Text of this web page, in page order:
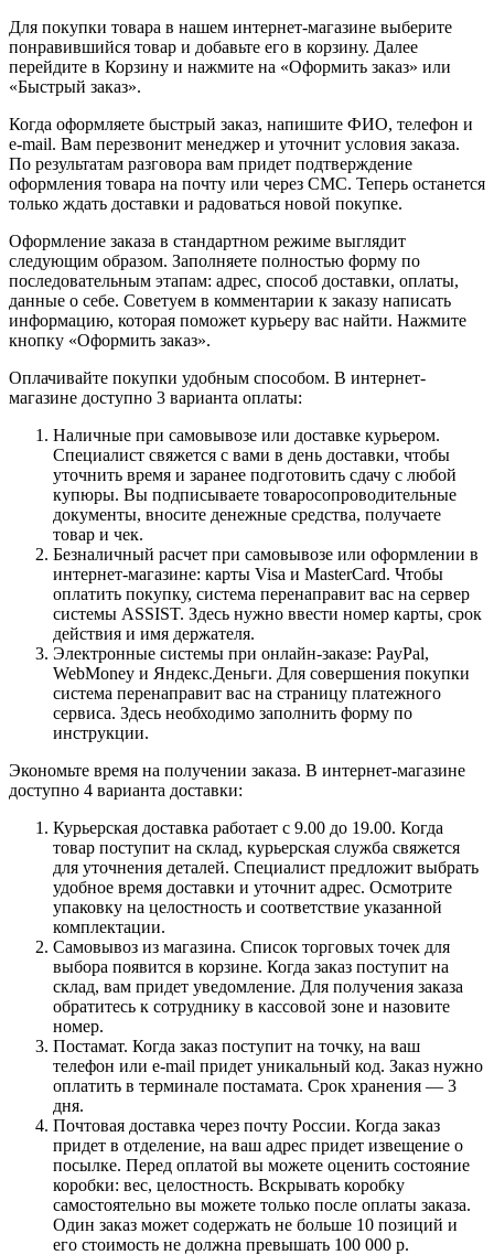
Для покупки товара в нашем интернет-магазине выберите
понравившийся товар и добавьте его в корзину. Далее
перейдите в Корзину и нажмите на «Оформить заказ» или
«Быстрый заказ».
Когда оформляете быстрый заказ, напишите ФИО, телефон и
e-mail. Вам перезвонит менеджер и уточнит условия заказа.
По результатам разговора вам придет подтверждение
оформления товара на почту или через СМС. Теперь останется
только ждать доставки и радоваться новой покупке.
Оформление заказа в стандартном режиме выглядит
следующим образом. Заполняете полностью форму по
последовательным этапам: адрес, способ доставки, оплаты,
данные о себе. Советуем в комментарии к заказу написать
информацию, которая поможет курьеру вас найти. Нажмите
кнопку «Оформить заказ».
Оплачивайте покупки удобным способом. В интернет-
магазине доступно 3 варианта оплаты:
Наличные при самовывозе или доставке курьером.
Специалист свяжется с вами в день доставки, чтобы
уточнить время и заранее подготовить сдачу с любой
купюры. Вы подписываете товаросопроводительные
документы, вносите денежные средства, получаете
товар и чек.
Безналичный расчет при самовывозе или оформлении в
интернет-магазине: карты Visa и MasterCard. Чтобы
оплатить покупку, система перенаправит вас на сервер
системы ASSIST. Здесь нужно ввести номер карты, срок
действия и имя держателя.
Электронные системы при онлайн-заказе: PayPal,
WebMoney и Яндекс.Деньги. Для совершения покупки
система перенаправит вас на страницу платежного
сервиса. Здесь необходимо заполнить форму по
инструкции.
Экономьте время на получении заказа. В интернет-магазине
доступно 4 варианта доставки:
Курьерская доставка работает с 9.00 до 19.00. Когда
товар поступит на склад, курьерская служба свяжется
для уточнения деталей. Специалист предложит выбрать
удобное время доставки и уточнит адрес. Осмотрите
упаковку на целостность и соответствие указанной
комплектации.
Самовывоз из магазина. Список торговых точек для
выбора появится в корзине. Когда заказ поступит на
склад, вам придет уведомление. Для получения заказа
обратитесь к сотруднику в кассовой зоне и назовите
номер.
Постамат. Когда заказ поступит на точку, на ваш
телефон или e-mail придет уникальный код. Заказ нужно
оплатить в терминале постамата. Срок хранения — 3
дня.
Почтовая доставка через почту России. Когда заказ
придет в отделение, на ваш адрес придет извещение о
посылке. Перед оплатой вы можете оценить состояние
коробки: вес, целостность. Вскрывать коробку
самостоятельно вы можете только после оплаты заказа.
Один заказ может содержать не больше 10 позиций и
его стоимость не должна превышать 100 000 р.